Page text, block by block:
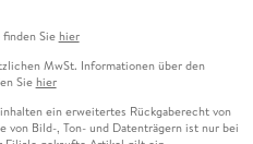
Sie hier
MwSt. Informationen über den
Sie hier
ein erweitertes Rückgaberecht von
von Bild-, Ton- und Datenträgern ist nur bei